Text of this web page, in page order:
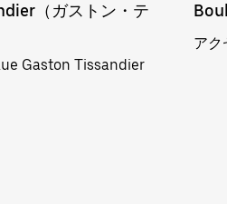
（ガストン・テ
Gaston Tissandier
アク